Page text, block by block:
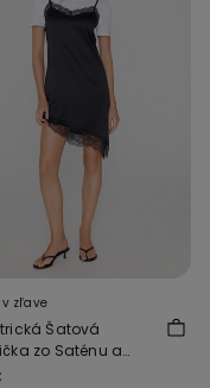
zľave
Šatová
zo Saténu a